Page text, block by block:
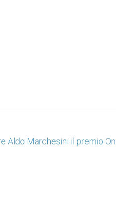
Aldo Marchesini il premio